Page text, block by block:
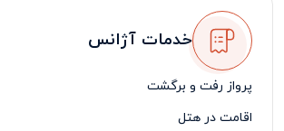
خدمات آژانس
پرواز رفت و برگشت
اقامت در هتل